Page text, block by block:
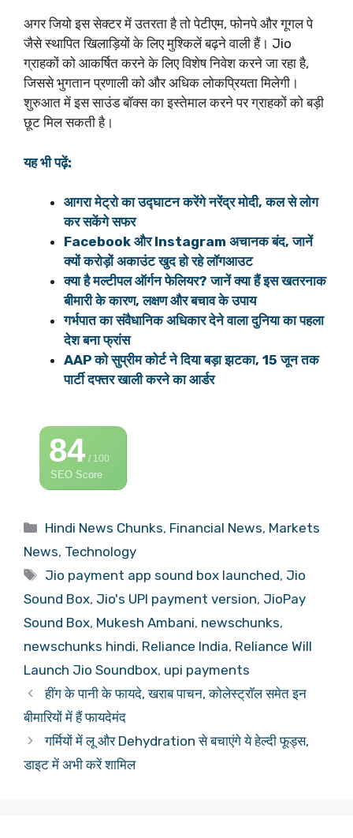
अगर जियो इस सेक्टर में उतरता है तो पेटीएम, फोनपे और गूगल पे
जैसे स्थापित खिलाड़ियों के लिए मुश्किलें बढ़ने वाली हैं। Jio
ग्राहकों को आकर्षित करने के लिए विशेष निवेश करने जा रहा है,
जिससे भुगतान प्रणाली को और अधिक लोकप्रियता मिलेगी।
शुरुआत में इस साउंड बॉक्स का इस्तेमाल करने पर ग्राहकों को बड़ी
छूट मिल सकती है।
यह भी पढ़ें:
आगरा मेट्रो का उद्घाटन करेंगे नरेंद्र मोदी, कल से लोग
कर सकेंगे सफर
Facebook और Instagram अचानक बंद, जानें
क्यों करोड़ों अकाउंट खुद हो रहे लॉगआउट
क्या है मल्टीपल ऑर्गन फेलियर? जानें क्या हैं इस खतरनाक
बीमारी के कारण, लक्षण और बचाव के उपाय
गर्भपात का संवैधानिक अधिकार देने वाला दुनिया का पहला
देश बना फ्रांस
AAP को सुप्रीम कोर्ट ने दिया बड़ा झटका, 15 जून तक
पार्टी दफ्तर खाली करने का आर्डर
84/ 100
SEO Score
Categories
Hindi News Chunks, Financial News, Markets
News, Technology
Tags
Jio payment app sound box launched, Jio
Sound Box, Jio's UPI payment version, JioPay
Sound Box, Mukesh Ambani, newschunks,
newschunks hindi, Reliance India, Reliance Will
Launch Jio Soundbox, upi payments
हींग के पानी के फायदे, खराब पाचन, कोलेस्ट्राॅल समेत इन
बीमारियों में हैं फायदेमंद
गर्मियों में लू और Dehydration से बचाएंगे ये हेल्दी फूड्स,
डाइट में अभी करें शामिल